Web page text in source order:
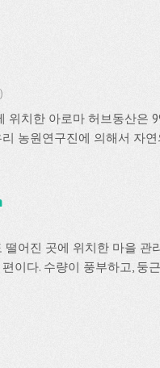
치한 아로마 허브동산은
농원연구진에 의해서 자
어진 곳에 위치한 마을 관
이다. 수량이 풍부하고, 둥